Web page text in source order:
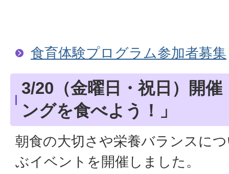
食育体験プログラム参加者募集
3/20（金曜日・祝日）開
ングを食べよう！」
朝食の大切さや栄養バランスに
ぶイベントを開催しました。